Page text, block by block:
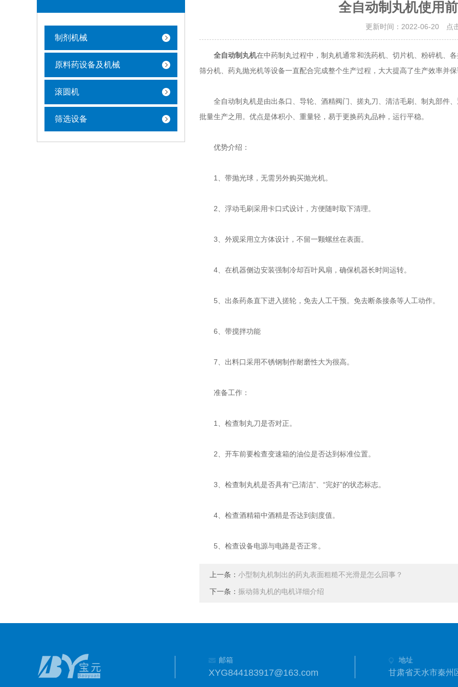
制剂机械
原料药设备及机械
滚圆机
筛选设备
全自动制丸机使用
更新时间：2022-06-20 点
全自动制丸机在中药制丸过程中，制丸机通常和洗药机、切片机、粉碎机、
筛分机、药丸抛光机等设备一直配合完成整个生产过程，大大提高了生产效率并
全自动制丸机是由出条口、导轮、酒精阀门、搓丸刀、清洁毛刷、制丸部件
批量生产之用。优点是体积小、重量轻，易于更换药丸品种，运行平稳。
优势介绍：
1、带抛光球，无需另外购买抛光机。
2、浮动毛刷采用卡口式设计，方便随时取下清理。
3、外观采用立方体设计，不留一颗螺丝在表面。
4、在机器侧边安装强制冷却百叶风扇，确保机器长时间运转。
5、出条药条直下进入搓轮，免去人工干预。免去断条接条等人工动作。
6、带搅拌功能
7、出料口采用不锈钢制作耐磨性大为很高。
准备工作：
1、检查制丸刀是否对正。
2、开车前要检查变速箱的油位是否达到标准位置。
3、检查制丸机是否具有“已清洁”、“完好”的状态标志。
4、检查酒精箱中酒精是否达到刻度值。
5、检查设备电源与电路是否正常。
上一条： 小型制丸机制出的药丸表面粗糙不光滑是怎么回事？
下一条： 振动筛丸机的电机详细介绍
邮箱
XYG844183917@163.com
地址
甘肃省天水市秦州